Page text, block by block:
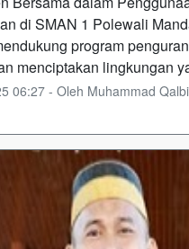
di SMAN 1 Polewali
program
menciptakan lingkungan
06:27 - Oleh Muhammad